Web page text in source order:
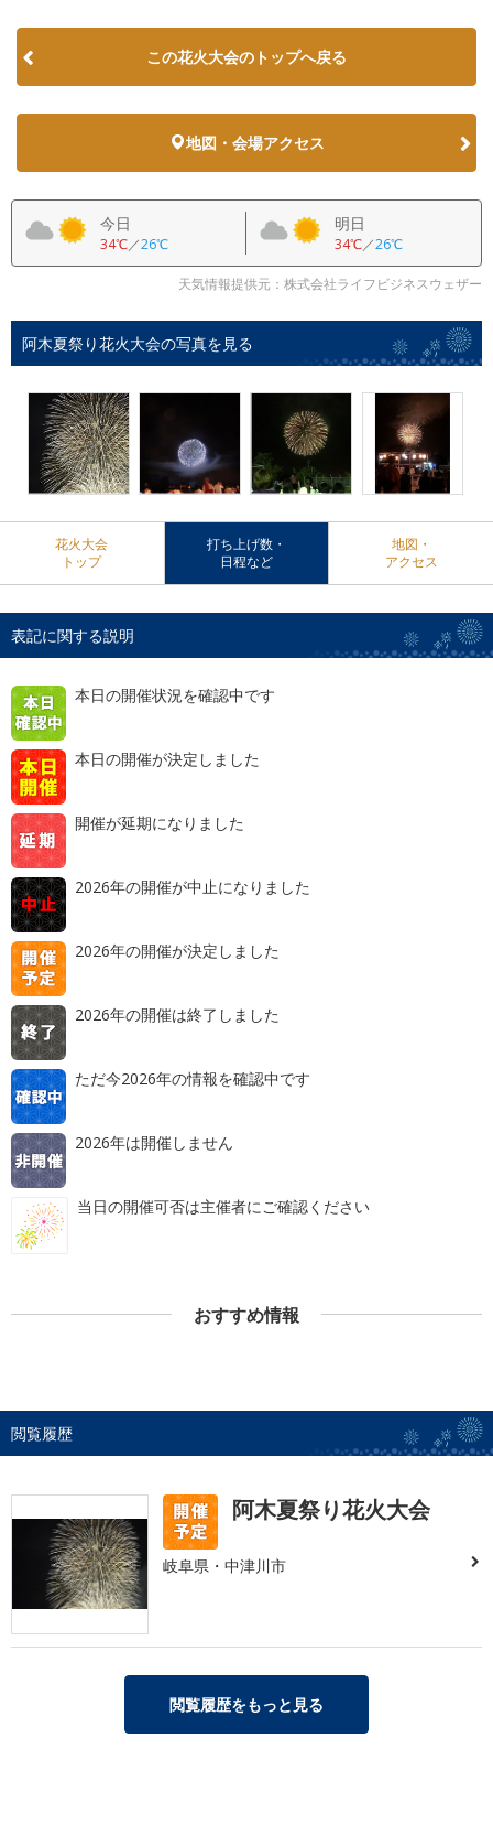
この花火大会のトップへ戻る
地図・会場アクセス
今日
34℃／26℃
明日
34℃／26℃
天気情報提供元：株式会社ライフビジネスウェザー
阿木夏祭り花火大会の写真を見る
花火大会
トップ
打ち上げ数・
日程など
地図・
アクセス
表記に関する説明
本日の開催状況を確認中です
本日の開催が決定しました
開催が延期になりました
2026年の開催が中止になりました
2026年の開催が決定しました
2026年の開催は終了しました
ただ今2026年の情報を確認中です
2026年は開催しません
当日の開催可否は主催者にご確認ください
おすすめ情報
閲覧履歴
阿木夏祭り花火大会
岐阜県・中津川市
閲覧履歴をもっと見る